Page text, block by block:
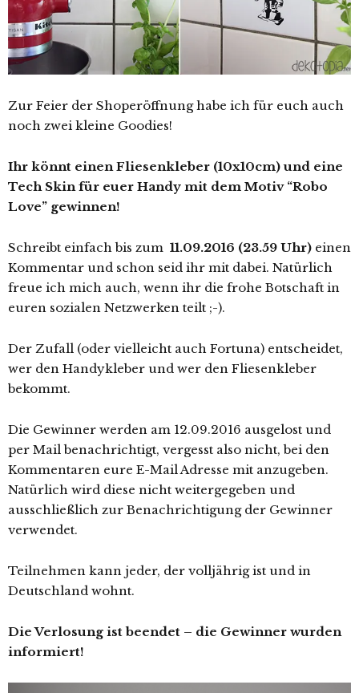
Zur Feier der Shoperöffnung habe ich für euch auch
noch zwei kleine Goodies!
Ihr könnt einen Fliesenkleber (10x10cm) und eine
Tech Skin für euer Handy mit dem Motiv “Robo
Love” gewinnen!
Schreibt einfach bis zum 11.09.2016 (23.59 Uhr) einen
Kommentar und schon seid ihr mit dabei. Natürlich
freue ich mich auch, wenn ihr die frohe Botschaft in
euren sozialen Netzwerken teilt ;-).
Der Zufall (oder vielleicht auch Fortuna) entscheidet,
wer den Handykleber und wer den Fliesenkleber
bekommt.
Die Gewinner werden am 12.09.2016 ausgelost und
per Mail benachrichtigt, vergesst also nicht, bei den
Kommentaren eure E-Mail Adresse mit anzugeben.
Natürlich wird diese nicht weitergegeben und
ausschließlich zur Benachrichtigung der Gewinner
verwendet.
Teilnehmen kann jeder, der volljährig ist und in
Deutschland wohnt.
Die Verlosung ist beendet – die Gewinner wurden
informiert!